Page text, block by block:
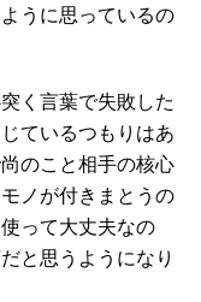
うに思っているの
く言葉で失敗した
ているつもりはあ
のこと相手の核心
ノが付きまとうの
って大丈夫なの
と思うようになり